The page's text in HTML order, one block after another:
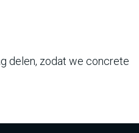
delen, zodat we concrete